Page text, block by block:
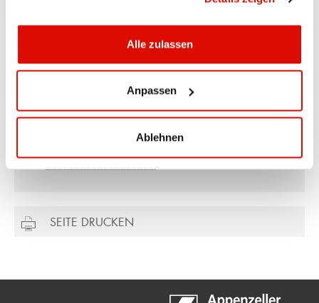
Alle zulassen
Anpassen
Ablehnen
Hauptsitz Appenzell
ueli.manser@appkb.ch
SEITE DRUCKEN